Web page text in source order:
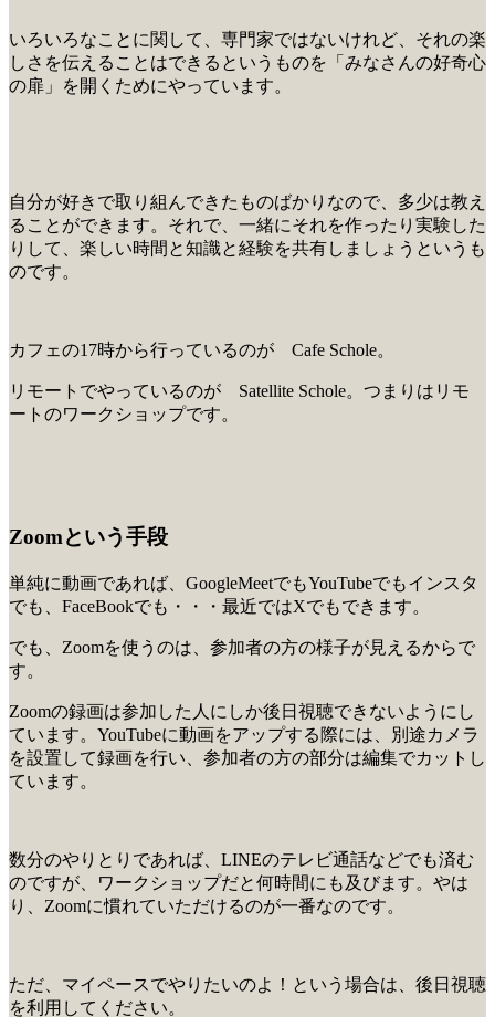
いろいろなことに関して、専門家ではないけれど、それの楽
しさを伝えることはできるというものを「みなさんの好奇心
の扉」を開くためにやっています。
自分が好きで取り組んできたものばかりなので、多少は教え
ることができます。それで、一緒にそれを作ったり実験した
りして、楽しい時間と知識と経験を共有しましょうというも
のです。
カフェの17時から行っているのが Cafe Schole。
リモートでやっているのが Satellite Schole。つまりはリモ
ートのワークショップです。
Zoomという手段
単純に動画であれば、GoogleMeetでもYouTubeでもインスタ
でも、FaceBookでも・・・最近ではXでもできます。
でも、Zoomを使うのは、参加者の方の様子が見えるからで
す。
Zoomの録画は参加した人にしか後日視聴できないようにし
ています。YouTubeに動画をアップする際には、別途カメラ
を設置して録画を行い、参加者の方の部分は編集でカットし
ています。
数分のやりとりであれば、LINEのテレビ通話などでも済む
のですが、ワークショップだと何時間にも及びます。やは
り、Zoomに慣れていただけるのが一番なのです。
ただ、マイペースでやりたいのよ！という場合は、後日視聴
を利用してください。